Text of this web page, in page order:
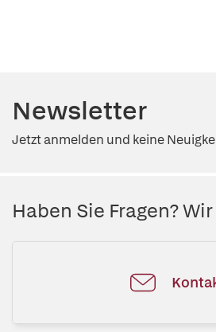
Newsletter
Jetzt anmelden und keine
Haben Sie Fragen?